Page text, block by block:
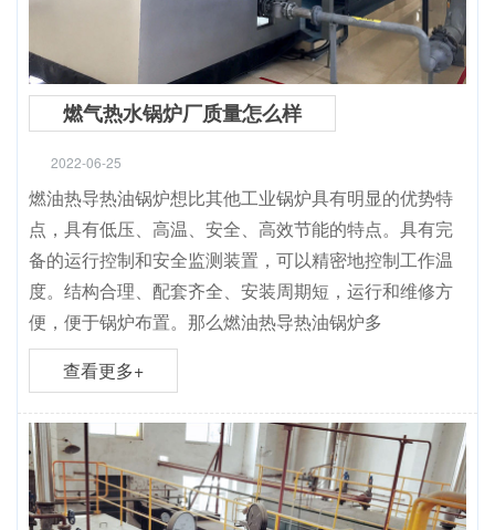
燃气热水锅炉厂质量怎么样
2022-06-25
燃油热导热油锅炉想比其他工业锅炉具有明显的优势特
点，具有低压、高温、安全、高效节能的特点。具有完
备的运行控制和安全监测装置，可以精密地控制工作温
度。结构合理、配套齐全、安装周期短，运行和维修方
便，便于锅炉布置。那么燃油热导热油锅炉多
查看更多+